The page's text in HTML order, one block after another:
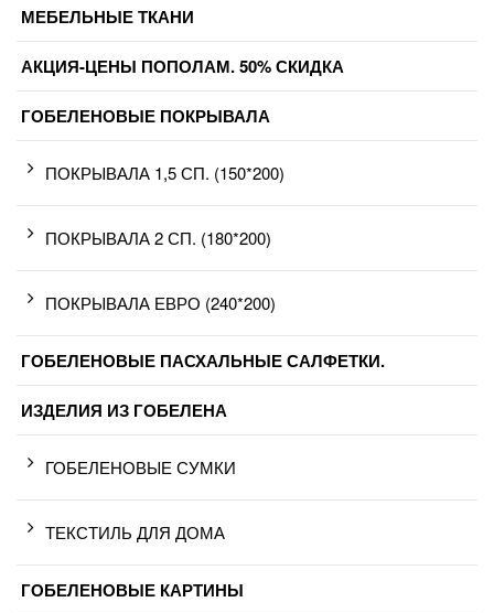
МЕБЕЛЬНЫЕ ТКАНИ
АКЦИЯ-ЦЕНЫ ПОПОЛАМ. 50% СКИДКА
ГОБЕЛЕНОВЫЕ ПОКРЫВАЛА
ПОКРЫВАЛА 1,5 СП. (150*200)
ПОКРЫВАЛА 2 СП. (180*200)
ПОКРЫВАЛА ЕВРО (240*200)
ГОБЕЛЕНОВЫЕ ПАСХАЛЬНЫЕ САЛФЕТКИ.
ИЗДЕЛИЯ ИЗ ГОБЕЛЕНА
ГОБЕЛЕНОВЫЕ СУМКИ
ТЕКСТИЛЬ ДЛЯ ДОМА
ГОБЕЛЕНОВЫЕ КАРТИНЫ